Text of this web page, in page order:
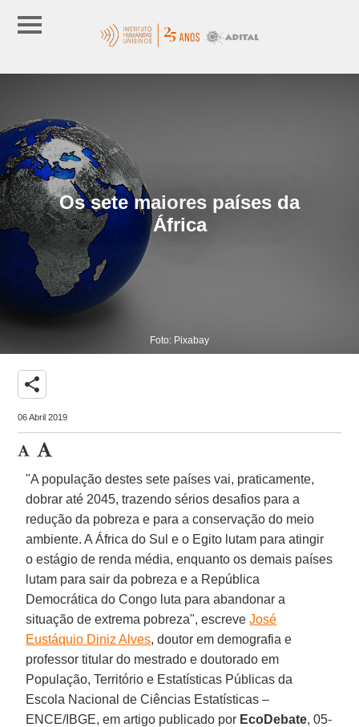
Os sete maiores países da
África
Foto: Pixabay
share
06 Abril 2019
"A população destes sete países vai, praticamente,
dobrar até 2045, trazendo sérios desafios para a
redução da pobreza e para a conservação do meio
ambiente. A África do Sul e o Egito lutam para atingir
o estágio de renda média, enquanto os demais países
lutam para sair da pobreza e a República
Democrática do Congo luta para abandonar a
situação de extrema pobreza", escreveJosé
Eustáquio Diniz Alves, doutor em demografia e
professor titular do mestrado e doutorado em
População, Território e Estatísticas Públicas da
Escola Nacional de Ciências Estatísticas –
ENCE/IBGE, em artigo publicado por EcoDebate, 05-